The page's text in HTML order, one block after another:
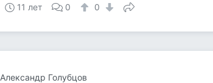
11 лет 0 0
Александр Голубцов